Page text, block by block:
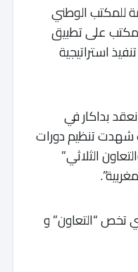
للمكتب الوطني
2022) والتي عمل خلالها المكتب على تطبيق
استراتيجية
بداكار في
شهدت تنظيم دورات
الثلاثي”
تخص “التعاون” و